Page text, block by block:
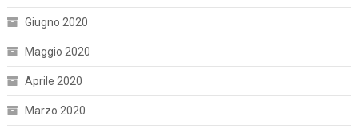
Giugno 2020
Maggio 2020
Aprile 2020
Marzo 2020